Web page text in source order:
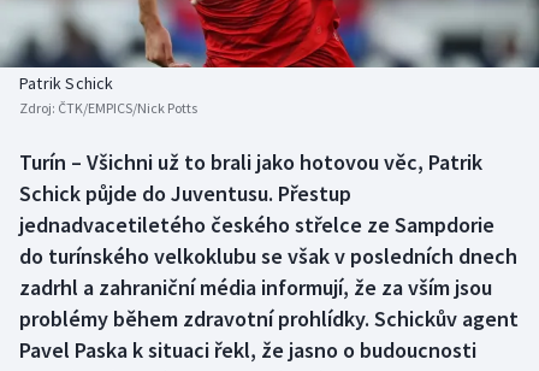
Biatlon
Boby a skeleton
Box
Curling
Florbal
Aplikace ČT sport
AZ kvíz
Patrik Schick
Zdroj: ČTK/EMPICS/Nick Potts
Turín – Všichni už to brali jako hotovou věc, Patrik
Schick půjde do Juventusu. Přestup
jednadvacetiletého českého střelce ze Sampdorie
do turínského velkoklubu se však v posledních dnech
zadrhl a zahraniční média informují, že za vším jsou
problémy během zdravotní prohlídky. Schickův agent
Pavel Paska k situaci řekl, že jasno o budoucnosti